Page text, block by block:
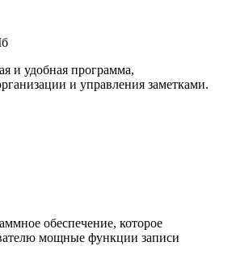
и удобная программа,
и управления заметками.
обеспечение, которое
мощные функции записи